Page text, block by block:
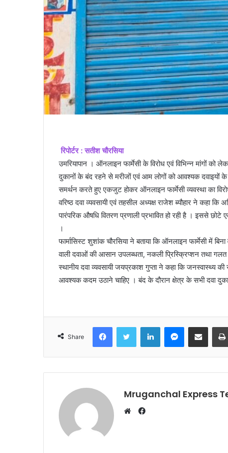
रिपोर्टर : सतीश चौरसिया
उमरियापान । ऑनलाइन फार्मेसी के विरोध एवं विभिन्न मांगों को
दुकानों के बंद रहने से मरीजों एवं आम लोगों को आवश्यक दवाइयों के
समर्थन करते हुए एकजुट होकर ऑनलाइन फार्मेसी व्यवस्था का
वरिष्ठ दवा व्यवसायी एवं तहसील अध्यक्ष राजेश ब्यौहार ने कहा
पारंपरिक औषधि वितरण प्रणाली प्रभावित हो रही है । इससे
।
फार्मासिस्ट शुशांक चौरसिया ने बताया कि ऑनलाइन फार्मेसी में
वाली दवाओं की आसान उपलब्धता, नकली प्रिस्क्रिप्शन तथा
स्थानीय दवा व्यवसायी जयप्रकाश गुप्ता ने कहा कि जनस्वास्थ्य
आवश्यक कदम उठाने चाहिए । बंद के दौरान क्षेत्र के सभी दवा
Share
FacebookTwitter LinkedInMessenger
Share via Email
Mruganchal Express
Facebook